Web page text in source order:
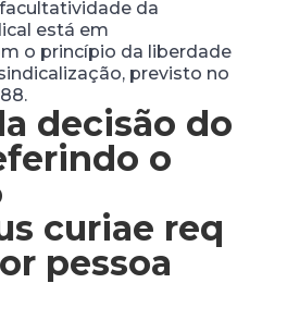
da
está em
o princípio da liberdade
previsto no
decisão do
o
curiae req
pessoa